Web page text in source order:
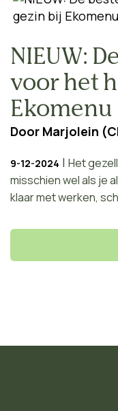
NIEUW:
voor het
Ekomenu
Door Marjolein
9-12-2024 | Het
misschien wel als je
klaar met werken,